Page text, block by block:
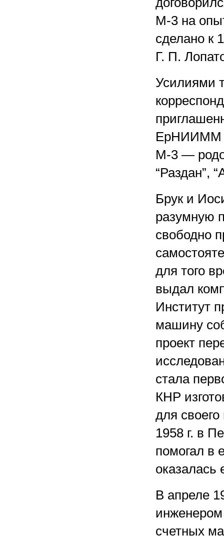
М-3 на
сделано к
Г. П.
Усилиями
ЕрНИИММ
М-3 —
“Раздан”,
Брук и
разумную
свободно
для того
выдал
Институт
машину
проект
стала
КНР
для
1958 г. в
помогал в
В апреле
счетных